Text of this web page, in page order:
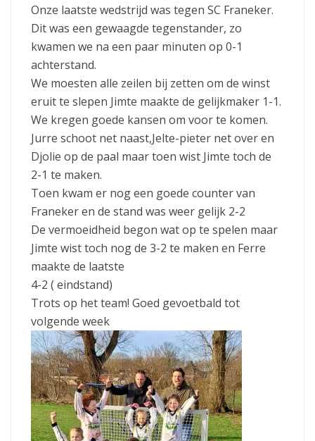
Onze laatste wedstrijd was tegen SC Franeker.
Dit was een gewaagde tegenstander, zo
kwamen we na een paar minuten op 0-1
achterstand.
We moesten alle zeilen bij zetten om de winst
eruit te slepen Jimte maakte de gelijkmaker 1-1.
We kregen goede kansen om voor te komen.
Jurre schoot net naast,Jelte-pieter net over en
Djolie op de paal maar toen wist Jimte toch de
2-1 te maken.
Toen kwam er nog een goede counter van
Franeker en de stand was weer gelijk 2-2
De vermoeidheid begon wat op te spelen maar
Jimte wist toch nog de 3-2 te maken en Ferre
maakte de laatste
4-2 ( eindstand)
Trots op het team! Goed gevoetbald tot
volgende week